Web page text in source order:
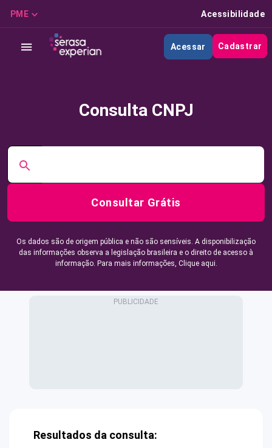
PME Acessibilidade
Acessar Cadastrar
Consulta CNPJ
Consultar Grátis
Os dados são de origem pública e não são sensíveis. A disponibilização
das informações observa a legislação brasileira e o direito de acesso à
informação. Para mais informações, Clique aqui.
Resultados da consulta: